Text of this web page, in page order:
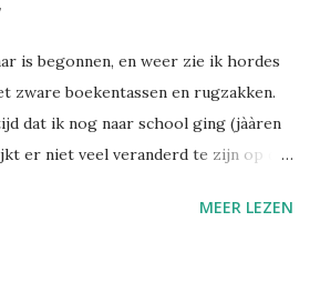
is begonnen, en weer zie ik hordes
zware boekentassen en rugzakken.
dat ik nog naar school ging (jààren
er niet veel veranderd te zijn op dat
zijn voor de boeken, en het zou
MEER LEZEN